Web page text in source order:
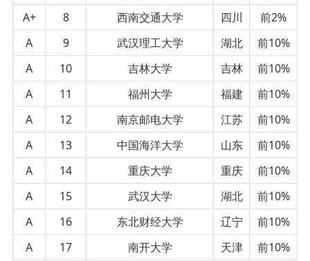
A+
8 西南交通大学 四川
前2%
A
9 武汉理工大学 湖北
前10%
A
10 吉林大学 吉林
前10%
A
11 福州大学 福建
前10%
A
12 南京邮电大学 江苏
前10%
A
13 中国海洋大学 山东
前10%
A
14 重庆大学 重庆
前10%
A
15 武汉大学 湖北
前10%
A
16 东北财经大学 辽宁
前10%
A
17 南开大学 天津
前10%